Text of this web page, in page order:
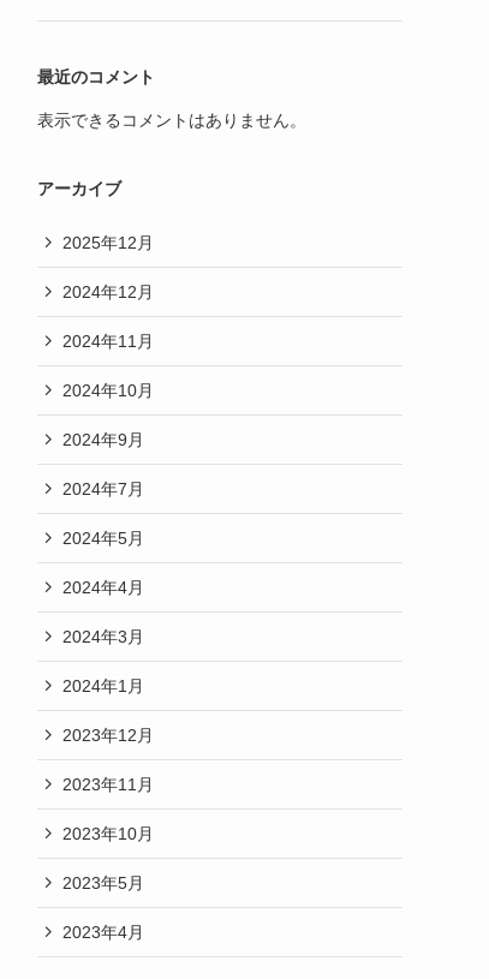
最近のコメント
表示できるコメントはありません。
アーカイブ
2025年12月
2024年12月
2024年11月
2024年10月
2024年9月
2024年7月
2024年5月
2024年4月
2024年3月
2024年1月
2023年12月
2023年11月
2023年10月
2023年5月
2023年4月